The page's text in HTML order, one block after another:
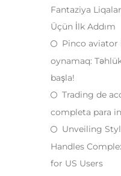
Fantaziya
Üçün İlk Addım
Pinco aviator
oynamaq:
başla!
Trading de
completa para
Unveiling
Handles
for US Users